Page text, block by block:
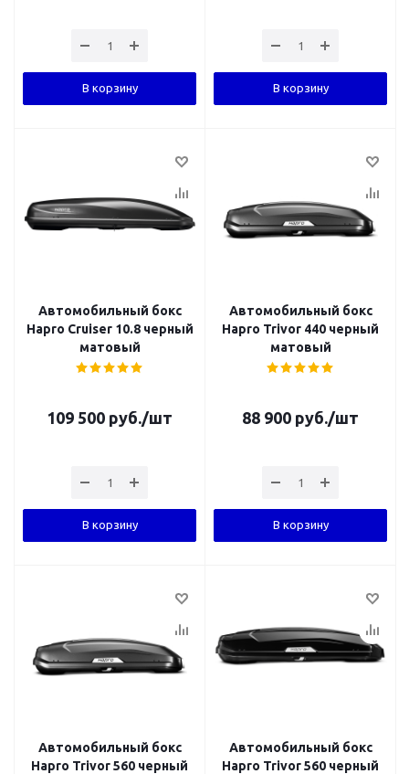
В корзину В корзину
Автомобильный бокс
Hapro Cruiser 10.8 черный
матовый
109 500 руб./шт
В корзину
Автомобильный бокс
Hapro Trivor 440 черный
матовый
88 900 руб./шт
В корзину
Автомобильный бокс
Hapro Trivor 560 черный
Автомобильный бокс
Hapro Trivor 560 черный